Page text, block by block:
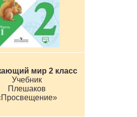
мир 2 класс
Учебник
Плешаков